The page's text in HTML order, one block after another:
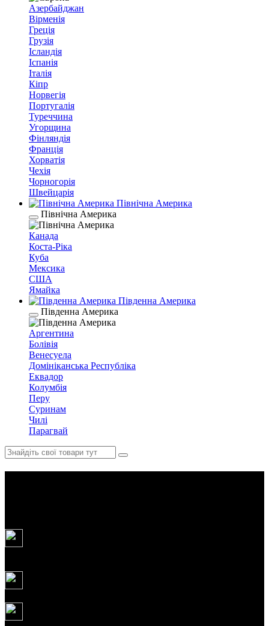
Азербайджан
Вірменія
Греція
Грузія
Ісландія
Іспанія
Італія
Кіпр
Норвегія
Португалія
Туреччина
Угорщина
Фінляндія
Франція
Хорватія
Чехія
Чорногорія
Швейцарія
Північна Америка
Північна Америка
Канада
Коста-Ріка
Куба
Мексика
США
Ямайка
Південна Америка
Південна Америка
Аргентина
Болівія
Венесуела
Домініканська Республіка
Еквадор
Колумбія
Перу
Суринам
Чилі
Парагвай